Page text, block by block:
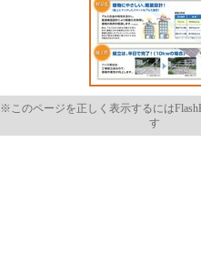
※このページを正しく表示するには
す